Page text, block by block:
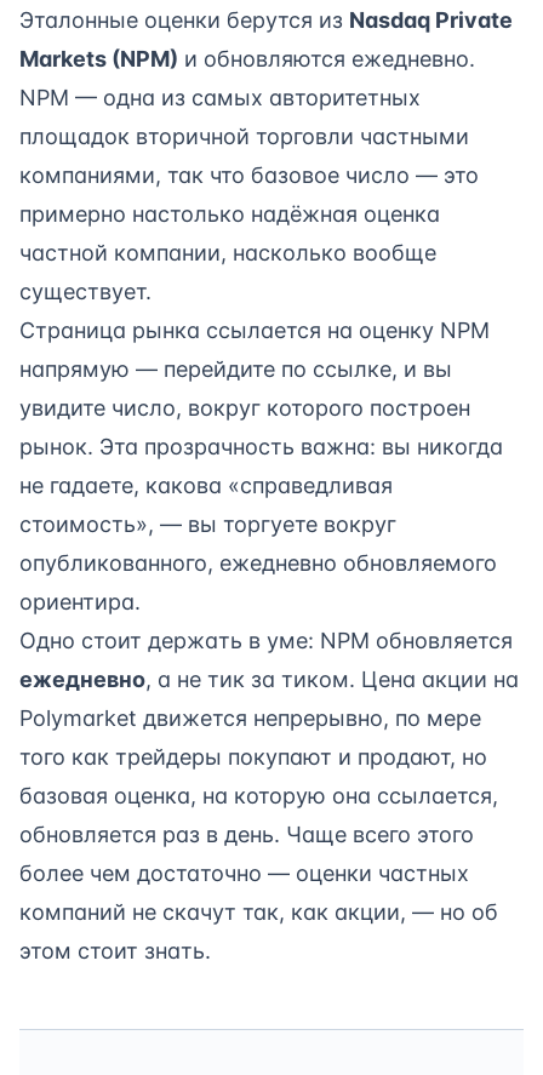
Эталонные оценки берутся из Nasdaq Private
Markets (NPM) и обновляются ежедневно.
NPM — одна из самых авторитетных
площадок вторичной торговли частными
компаниями, так что базовое число — это
примерно настолько надёжная оценка
частной компании, насколько вообще
существует.
Страница рынка ссылается на оценку NPM
напрямую — перейдите по ссылке, и вы
увидите число, вокруг которого построен
рынок. Эта прозрачность важна: вы никогда
не гадаете, какова «справедливая
стоимость», — вы торгуете вокруг
опубликованного, ежедневно обновляемого
ориентира.
Одно стоит держать в уме: NPM обновляется
ежедневно, а не тик за тиком. Цена акции на
Polymarket движется непрерывно, по мере
того как трейдеры покупают и продают, но
базовая оценка, на которую она ссылается,
обновляется раз в день. Чаще всего этого
более чем достаточно — оценки частных
компаний не скачут так, как акции, — но об
этом стоит знать.